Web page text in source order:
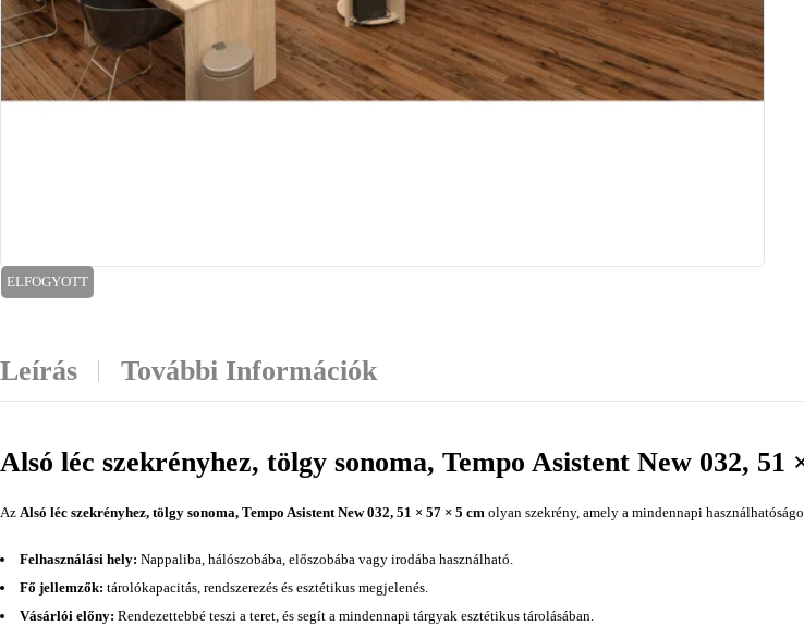
ELFOGYOTT
Leírás További Információk
Alsó léc szekrényhez, tölgy sonoma, Tempo Asistent New 032, 51
Az Alsó léc szekrényhez, tölgy sonoma, Tempo Asistent New 032, 51 × 57 × 5 cm olyan szekrény, amely a mindennapi
Felhasználási hely: Nappaliba, hálószobába, előszobába vagy irodába használható.
Fő jellemzők: tárolókapacitás, rendszerezés és esztétikus megjelenés.
Vásárlói előny: Rendezettebbé teszi a teret, és segít a mindennapi tárgyak esztétikus tárolásában.